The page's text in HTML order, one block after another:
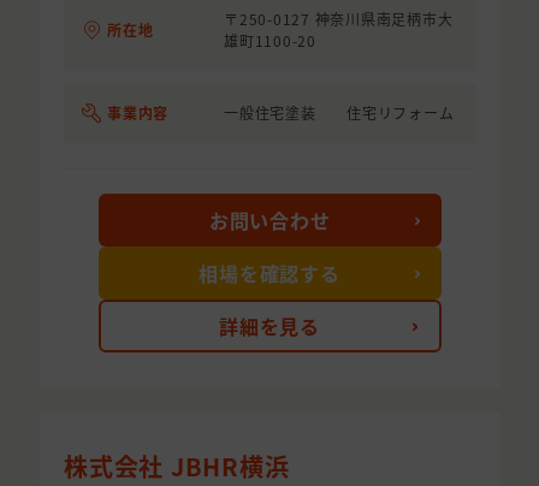
所在地
〒250-0127 神奈川県南足柄市大
雄町1100-20
事業内容 一般住宅塗装 住宅リフォーム
詳細を見る
お問い合わせ
相場を確認する
株式会社 JBHR横浜